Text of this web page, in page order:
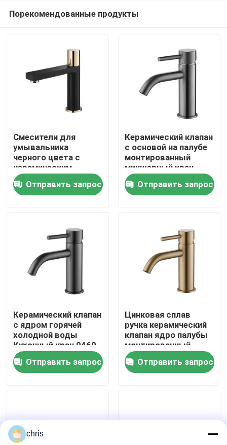
Главная страница
Продукция
Наша фабрика
контроль качества
контактные данные
Новости
Faucet смесителя кухни
Faucet смесителя ливня
Порекомендованные продукты
Смесители для
умывальника
черного цвета с
керамическим
картриджем 25 мм
Отправить запрос
Керамический клапан
с основой на палубе
монтированный
микшерный кран
0460 Горячая
холодная кухонная
крана с рукояткой из
Отправить запрос
Керамический клапан
с ядром горячей
холодной воды
Кухонный кран 0460
серии Цинковый
сплав смешивающий
кран
Отправить запрос
Цинковая сплав
ручка керамический
клапан ядро палубы
монтированный
кухонный микшер
крана 0460
Отправить запрос
chris